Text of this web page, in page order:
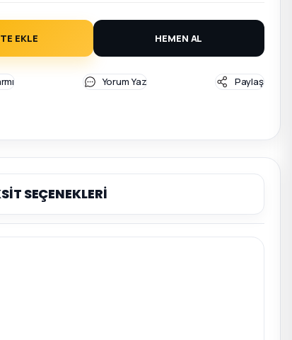
EKLE HEMEN AL
Yorum Yaz Paylaş
SEÇENEKLERİ